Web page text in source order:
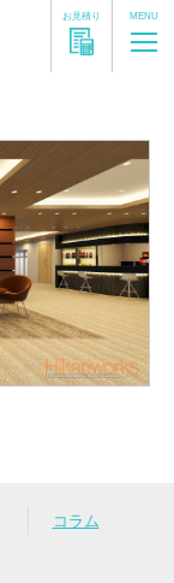
お見積り MENU
コラム